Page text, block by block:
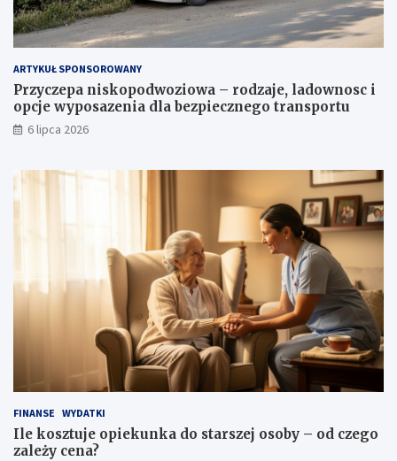
ARTYKUŁ SPONSOROWANY
Przyczepa niskopodwoziowa – rodzaje, ladownosc i
opcje wyposazenia dla bezpiecznego transportu
6 lipca 2026
FINANSE WYDATKI
Ile kosztuje opiekunka do starszej osoby – od czego
zależy cena?